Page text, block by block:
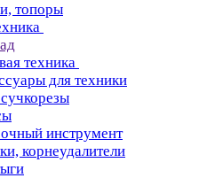
топоры
техника
для техники
инструмент
корнеудалители